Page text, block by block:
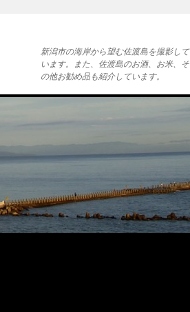
新潟市の海岸から望む佐渡島を撮影して
います。また、佐渡島のお酒、お米、そ
の他お勧め品も紹介しています。